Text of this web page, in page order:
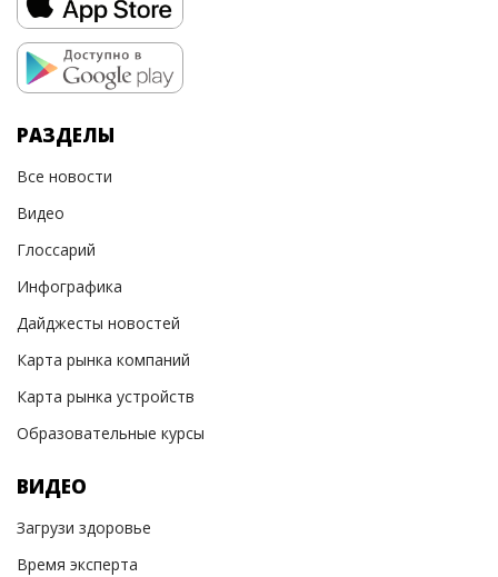
РАЗДЕЛЫ
Все новости
Видео
Глоссарий
Инфографика
Дайджесты новостей
Карта рынка компаний
Карта рынка устройств
Образовательные курсы
ВИДЕО
Загрузи здоровье
Время эксперта